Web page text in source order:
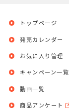
トップページ
発売カレンダー
お気に入り管理
キャンペーン一覧
動画一覧
商品アンケート